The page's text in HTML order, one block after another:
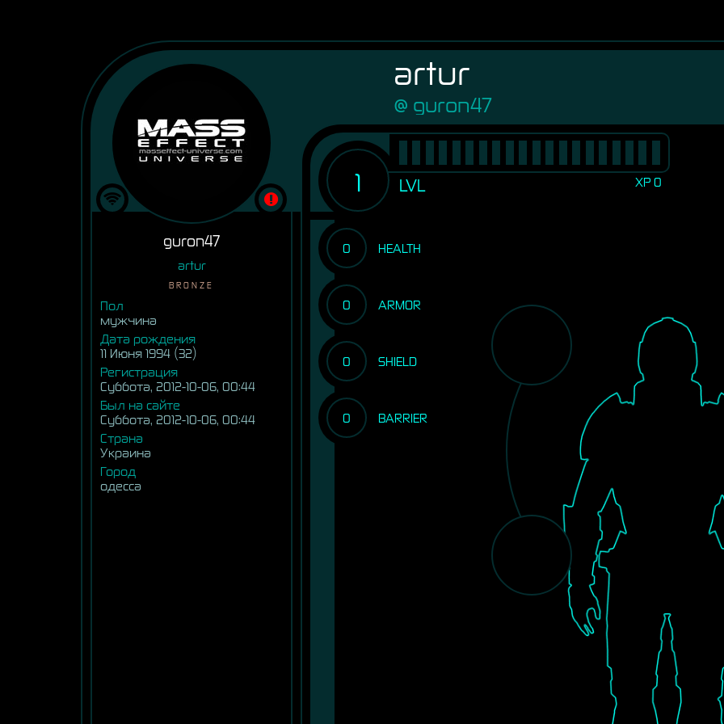
guron47
artur
guron47
artur
BRONZE
Пол
мужчина
Дата рождения
11 Июня 1994 (32)
Регистрация
Суббота, 2012-10-06, 00:44
Был на сайте
Суббота, 2012-10-06, 00:44
Страна
Украина
Город
одесса
1 LVL XP 0
0 HEALTH
0 ARMOR
0 SHIELD
0 BARRIER